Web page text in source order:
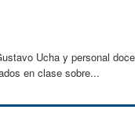
Ucha y personal
en clase sobre...